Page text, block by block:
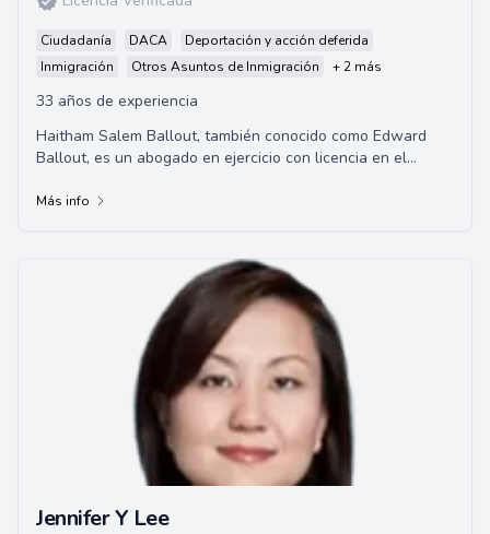
Ciudadanía DACA
Deportación y acción deferida
Inmigración
Otros Asuntos de Inmigración + 2 más
33 años de experiencia
Haitham Salem Ballout, también conocido como Edward
Ballout, es un abogado en ejercicio con licencia en el
Más info
Jennifer Y Lee